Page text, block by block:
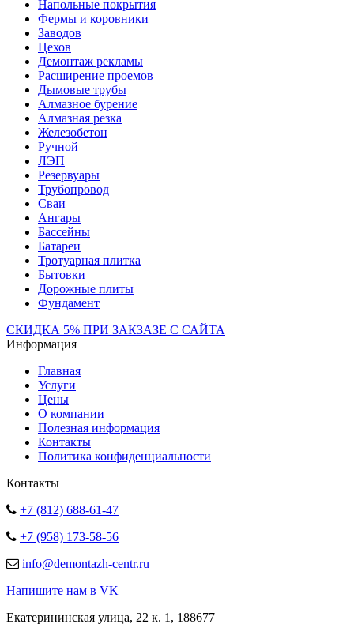
Напольные покрытия
Фермы и коровники
Заводов
Цехов
Демонтаж рекламы
Расширение проемов
Дымовые трубы
Алмазное бурение
Алмазная резка
Железобетон
Ручной
ЛЭП
Резервуары
Трубопровод
Сваи
Ангары
Бассейны
Батареи
Тротуарная плитка
Бытовки
Дорожные плиты
Фундамент
СКИДКА 5% ПРИ ЗАКЗАЗЕ С САЙТА
Информация
Главная
Услуги
Цены
О компании
Полезная информация
Контакты
Политика конфиденциальности
Контакты
+7 (812) 688-61-47
+7 (958) 173-58-56
info@demontazh-centr.ru
Напишите нам в VK
Екатерининская улица, 22 к. 1, 188677